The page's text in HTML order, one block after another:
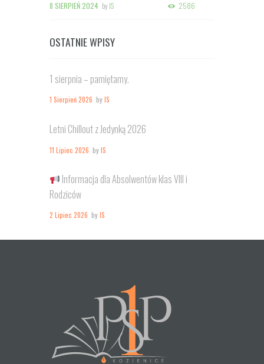
8 SIERPIEŃ 2024 by IS 2586
OSTATNIE WPISY
1 sierpnia – pamiętamy.
1 Sierpień 2026 byIS
Letni Chillout z Jedynką 2026
11 Lipiec 2026 byIS
Informacja dla Absolwentów klas VIII i
Rodziców
2 Lipiec 2026 byIS